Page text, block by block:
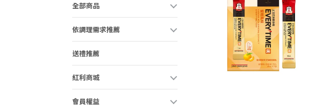
全部商品
依調理需求推薦
送禮推薦
紅利商城
會員權益